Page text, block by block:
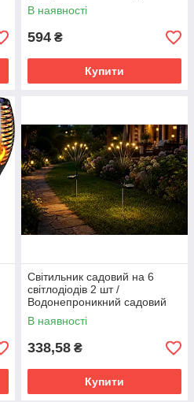
газону, світильник 6 шт
В наявності
594 ₴
Купити
Світильник садовий на 6
світлодіодів 2 шт /
Водонепроникний садовий
ліхтар-лампа "Світлячок" 6
LED / Світильник на сонячних
В наявності
338,58 ₴
Купити